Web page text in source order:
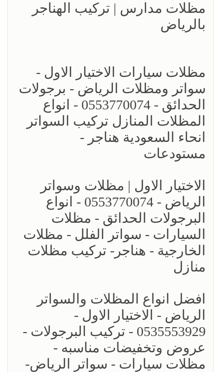
مظلات مدارس | تركيب الهناجر
بالرياض
مظلات سيارات الاختيار الاول -
سواتر ومظلات الرياض - برجولات
الحدائق - 0553770074 - انواع
المظلات المنازل تركيب السواتر
انحاء السعودية هناجر -
مستودعات
الاختيار الاول | مظلات وسواتر
الرياض - 0553770074 - انواع
البرجولات الحدائق - مظلات
السيارات - سواتر الفلل - مظلات
الخارجية - هناجر- تركيب مظلات
منازل
افضل انواع المظلات والسواتر
الرياض - الاختيار الاول -
0535553929 - تركيب البرجولات -
عروض وتخفيضات مناسبه -
مظلات سيارات - سواتر الرياض-